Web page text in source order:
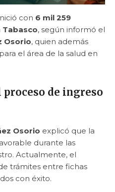
con 6 mil 259
Tabasco, según informó el
Osorio, quien además
el área de la salud en
proceso de ingreso
Osorio explicó que la
durante las
Actualmente, el
trámites entre fichas
con éxito.